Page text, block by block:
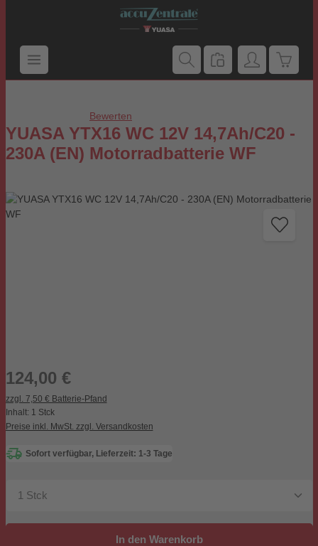
Zum Hauptinhalt springen
Durchschnittliche Bewertung von 0 von 5 Sternen
Bewerten
YUASA YTX16 WC 12V 14,7Ah/C20 -
230A (EN) Motorradbatterie WF
Bildergalerie überspringen
Regulärer Preis:
124,00 €
zzgl. 7,50 € Batterie-Pfand
Inhalt: 1 Stck
Preise inkl. MwSt. zzgl. Versandkosten
Sofort verfügbar, Lieferzeit: 1-3 Tage
Produkt Anzahl: Gib den gewünschten Wert ein oder
In den Warenkorb